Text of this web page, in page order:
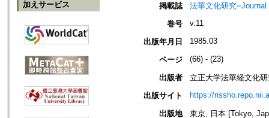
加えサービス
掲載誌
法華文化研究
巻号
v.11
出版年月日 1985.03
ページ (66) - (23)
出版者
立正大学法華経文化
出版サイト
https://
出版地
東京, 日本 [Tokyo,